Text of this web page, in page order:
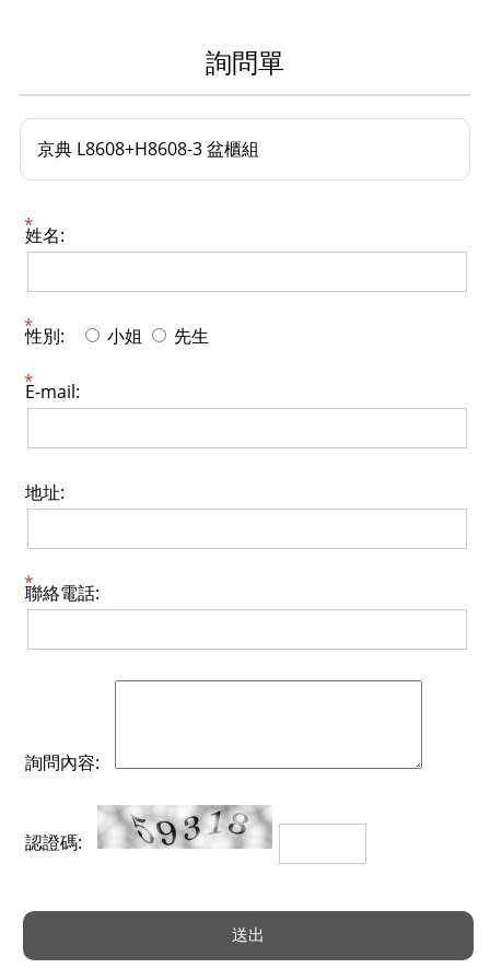
詢問單
京典 L8608+H8608-3 盆櫃組
姓名:
性別: 小姐 先生
E-mail:
地址:
聯絡電話:
詢問內容:
認證碼: